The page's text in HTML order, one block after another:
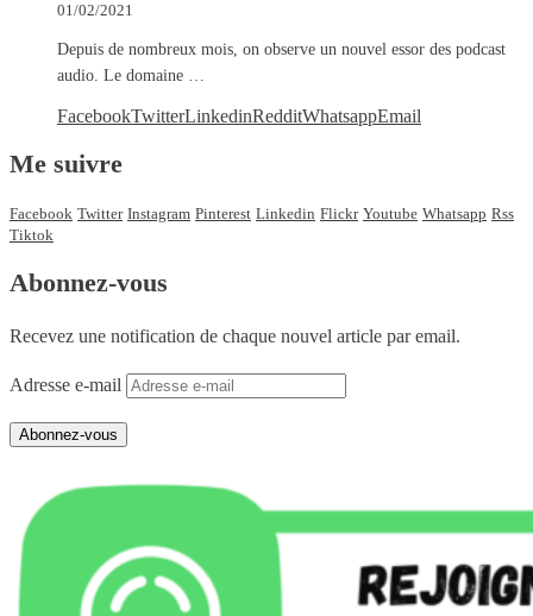
01/02/2021
Depuis de nombreux mois, on observe un nouvel essor des podcast
audio. Le domaine …
FacebookTwitterLinkedinRedditWhatsappEmail
Me suivre
Facebook Twitter Instagram Pinterest Linkedin Flickr Youtube Whatsapp Rss
Tiktok
Abonnez-vous
Recevez une notification de chaque nouvel article par email.
Adresse e-mail
Abonnez-vous